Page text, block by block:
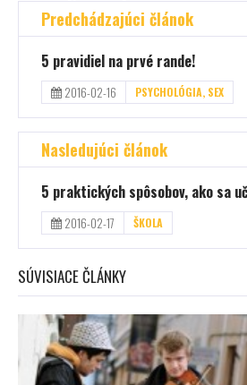
Predchádzajúci článok
5 pravidiel na prvé rande!
2016-02-16 PSYCHOLÓGIA, SEX
Nasledujúci článok
5 praktických spôsobov, ako sa
2016-02-17 ŠKOLA
SÚVISIACE ČLÁNKY